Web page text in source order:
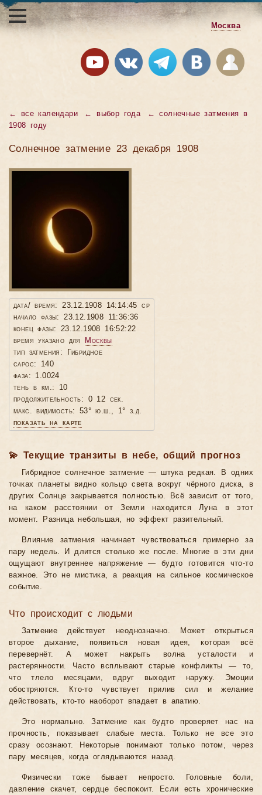
Москва
← все календари ← выбор года ←солнечные затмения в
1908 году
Солнечное затмение 23 декабря 1908
дата/ время: 23.12.1908 14:14:45 ср
начало фазы: 23.12.1908 11:36:36
конец фазы: 23.12.1908 16:52:22
время указано для Москвы
тип затмения: Гибридное
сарос: 140
фаза: 1.0024
тень в км.: 10
продолжительность: 0 12 сек.
макс. видимость: 53° ю.ш., 1° з.д.
показать на карте
💫 Текущие транзиты в небе, общий прогноз
Гибридное солнечное затмение — штука редкая. В одних
точках планеты видно кольцо света вокруг чёрного диска, в
других Солнце закрывается полностью. Всё зависит от того,
на каком расстоянии от Земли находится Луна в этот
момент. Разница небольшая, но эффект разительный.
Влияние затмения начинает чувствоваться примерно за
пару недель. И длится столько же после. Многие в эти дни
ощущают внутреннее напряжение — будто готовится что-то
важное. Это не мистика, а реакция на сильное космическое
событие.
Что происходит с людьми
Затмение действует неоднозначно. Может открыться
второе дыхание, появиться новая идея, которая всё
перевернёт. А может накрыть волна усталости и
растерянности. Часто всплывают старые конфликты — то,
что тлело месяцами, вдруг выходит наружу. Эмоции
обостряются. Кто-то чувствует прилив сил и желание
действовать, кто-то наоборот впадает в апатию.
Это нормально. Затмение как будто проверяет нас на
прочность, показывает слабые места. Только не все это
сразу осознают. Некоторые понимают только потом, через
пару месяцев, когда оглядываются назад.
Физически тоже бывает непросто. Головные боли,
давление скачет, сердце беспокоит. Если есть хронические